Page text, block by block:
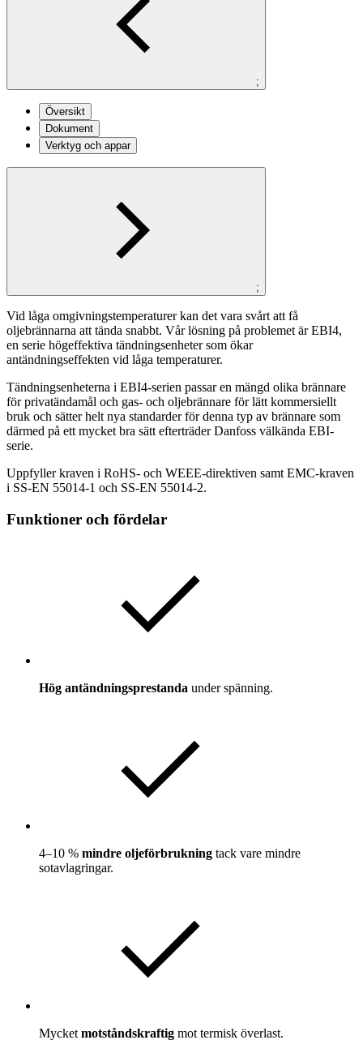
;
Översikt
Dokument
Verktyg och appar
;
Vid låga omgivningstemperaturer kan det vara svårt att få
oljebrännarna att tända snabbt. Vår lösning på problemet är EBI4,
en serie högeffektiva tändningsenheter som ökar
antändningseffekten vid låga temperaturer.
Tändningsenheterna i EBI4-serien passar en mängd olika brännare
för privatändamål och gas- och oljebrännare för lätt kommersiellt
bruk och sätter helt nya standarder för denna typ av brännare som
därmed på ett mycket bra sätt efterträder Danfoss välkända EBI-
serie.
Uppfyller kraven i RoHS- och WEEE-direktiven samt EMC-kraven
i SS-EN 55014-1 och SS-EN 55014-2.
Funktioner och fördelar
Hög antändningsprestanda under spänning.
4–10 % mindre oljeförbrukning tack vare mindre
sotavlagringar.
Mycket motståndskraftig mot termisk överlast.